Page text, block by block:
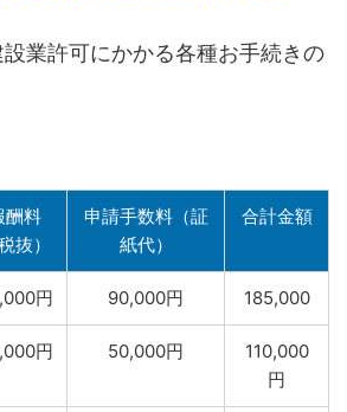
業許可にかかる各種お手続きの
酬料
抜）
申請手数料（証
紙代）
合計金額
円 90,000円 185,000
円 50,000円
110,000
円